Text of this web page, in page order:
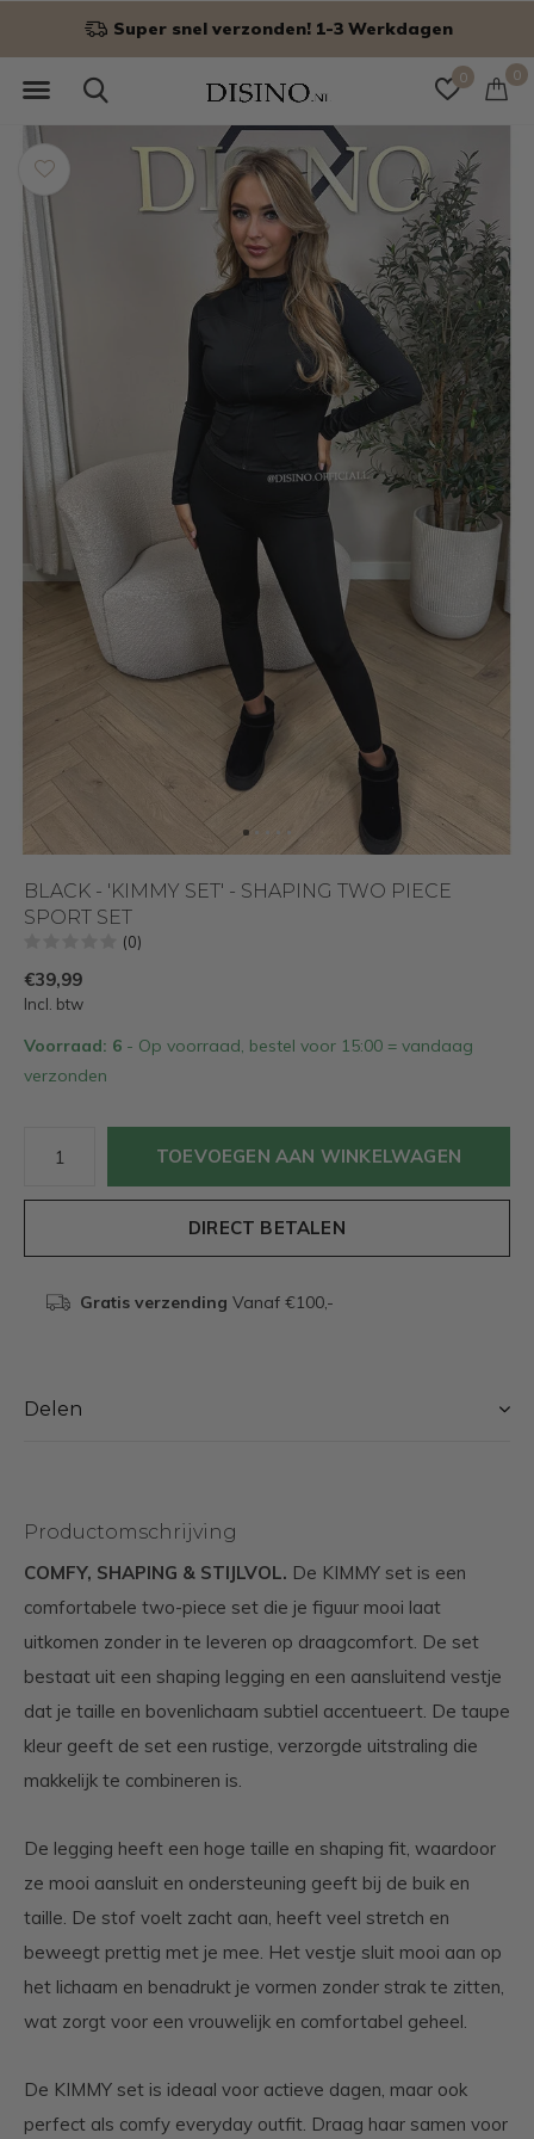
0 0
Niet goed? Geld terug!
BLACK - 'KIMMY SET' - SHAPING TWO PIECE
SPORT SET
(0)
€39,99
Incl. btw
Voorraad: 6 - Op voorraad, bestel voor 15:00 = vandaag
verzonden
TOEVOEGEN AAN WINKELWAGEN
DIRECT BETALEN
Gratis verzending Vanaf €100,-
Delen
Productomschrijving
COMFY, SHAPING & STIJLVOL. De KIMMY set is een
comfortabele two-piece set die je figuur mooi laat
uitkomen zonder in te leveren op draagcomfort. De set
bestaat uit een shaping legging en een aansluitend vestje
dat je taille en bovenlichaam subtiel accentueert. De taupe
kleur geeft de set een rustige, verzorgde uitstraling die
makkelijk te combineren is.
De legging heeft een hoge taille en shaping fit, waardoor
ze mooi aansluit en ondersteuning geeft bij de buik en
taille. De stof voelt zacht aan, heeft veel stretch en
beweegt prettig met je mee. Het vestje sluit mooi aan op
het lichaam en benadrukt je vormen zonder strak te zitten,
wat zorgt voor een vrouwelijk en comfortabel geheel.
De KIMMY set is ideaal voor actieve dagen, maar ook
perfect als comfy everyday outfit. Draag haar samen voor